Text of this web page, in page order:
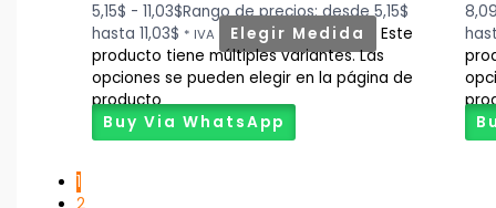
5,15$ - 11,03$Rango de precios: desde 5,15$
hasta 11,03$ * IVA Elegir Medida
Este
producto tiene múltiples variantes. Las
opciones se pueden elegir en la página de
producto
Buy Via WhatsApp
1